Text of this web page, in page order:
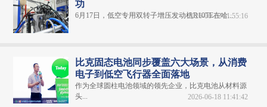
功
6月17日，低空专用双转子增压发动机R10TE在哈...
2026-06-22 11:55:16
比克固态电池同步覆盖六大场景，从消费
电子到低空飞行器全面落地
作为全球圆柱电池领域的领先企业，比克电池从材料源
头...
2026-06-18 11:41:42